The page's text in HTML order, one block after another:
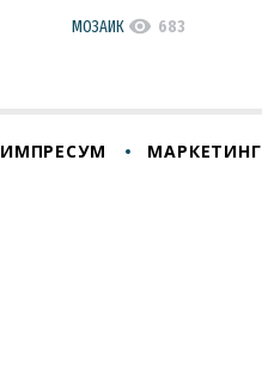
МОЗАИК visibility 683
ИМПРЕСУМ МАРКЕТИНГ